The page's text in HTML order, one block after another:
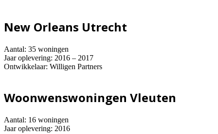
New Orleans Utrecht
Aantal: 35 woningen
Jaar oplevering: 2016 – 2017
Ontwikkelaar: Willigen Partners
Woonwenswoningen Vleuten
Aantal: 16 woningen
Jaar oplevering: 2016